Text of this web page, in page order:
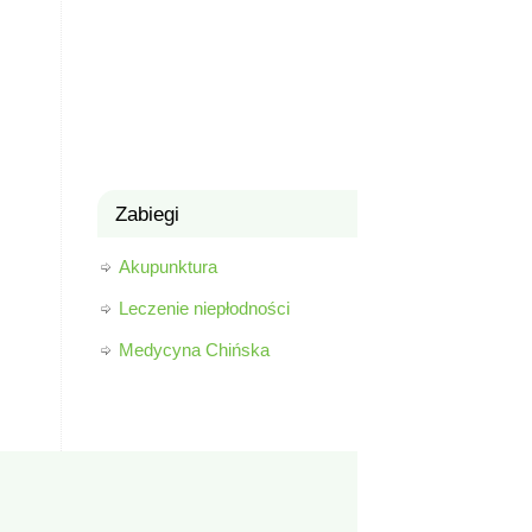
Zabiegi
Akupunktura
Leczenie niepłodności
Medycyna Chińska